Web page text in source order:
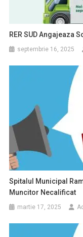
RER SUD Angajeaza
septembrie 16, 2025
Spitalul Municipal
Muncitor Necalificat
martie 17, 2025